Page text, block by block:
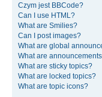
Czym jest BBCode?
Can I use HTML?
What are Smilies?
Can I post images?
What are global
What are
What are sticky topics?
What are locked topics?
What are topic icons?